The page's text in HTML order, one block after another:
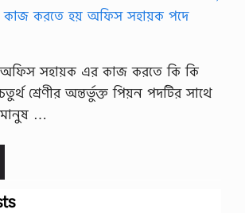
সহায়ক এর কাজ করতে কি কি
শ্রেণীর অন্তর্ভুক্ত পিয়ন পদটির সাথে
…